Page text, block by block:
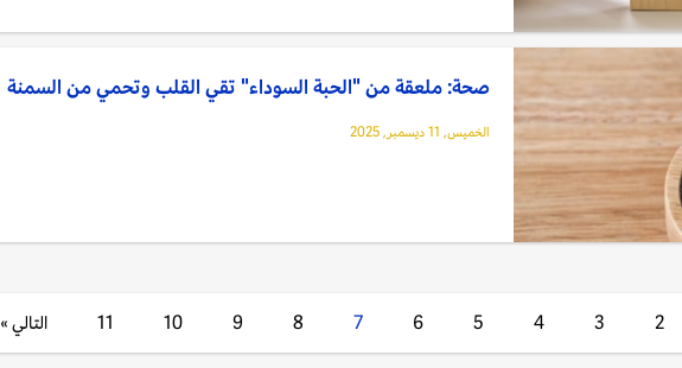
صحة: ملعقة من "الحبة السوداء" تقي القلب وتحمي من السمنة
الخميس, 11 ديسمبر, 2025
2
3
4
5
6
7
8
9
10
11 التالي »